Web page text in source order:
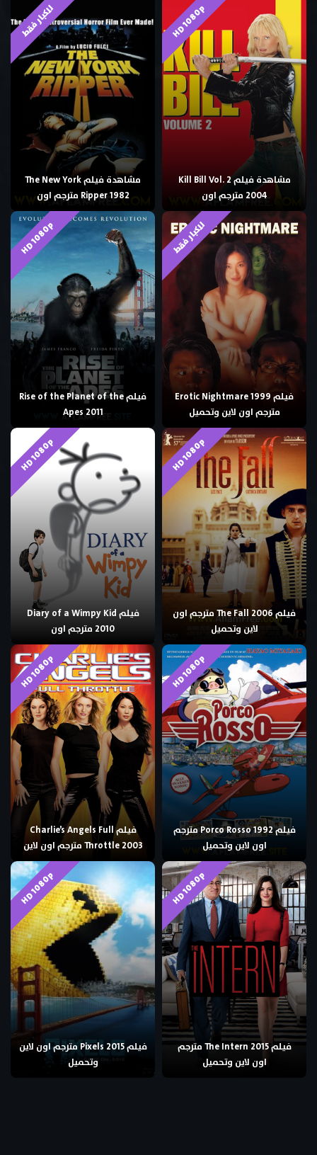
HD 1080p
مشاهدة فيلم Kill Bill Vol. 2
2004 مترجم اون
للكبار فقط
مشاهدة فيلم The New York
Ripper 1982 مترجم اون
للكبار فقط
فيلم Erotic Nightmare 1999
مترجم اون لاين وتحميل
HD 1080p
فيلم Rise of the Planet of the
Apes 2011
HD 1080p
فيلم The Fall 2006 مترجم اون
لاين وتحميل
HD 1080p
فيلم Diary of a Wimpy Kid
2010 مترجم اون
HD 1080p
فيلم Porco Rosso 1992 مترجم
اون لاين وتحميل
HD 1080p
فيلم Charlie’s Angels Full
Throttle 2003 مترجم اون لاين
HD 1080p
فيلم The Intern 2015 مترجم
اون لاين وتحميل
HD 1080p
فيلم Pixels 2015 مترجم اون لاين
وتحميل